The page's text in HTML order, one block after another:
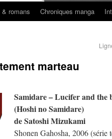
romans Chroniques manga
marteau
Samidare – Lucifer and the
(Hoshi no Samidare)
de Satoshi Mizukami
Shonen Gahosha, 2006 (série